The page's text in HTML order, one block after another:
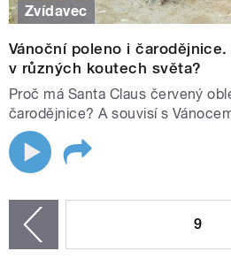
Zvídavec
Vánoční poleno i
v různých koutech světa?
Proč má Santa Claus červený
čarodějnice? A souvisí s
9